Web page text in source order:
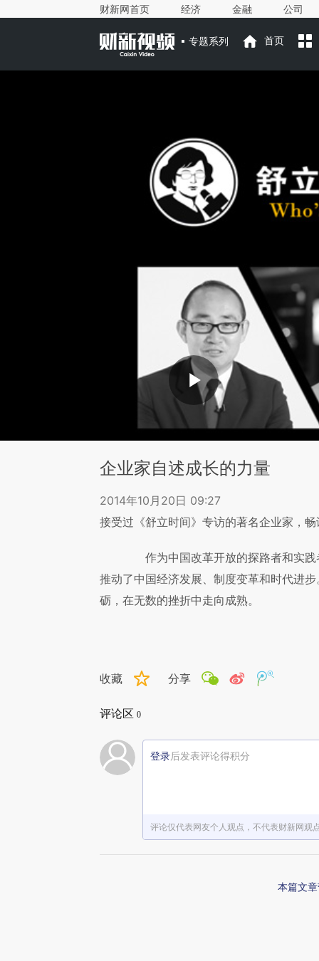
财新网首页 经济 金融 公司
专题系列 首页
企业家自述成长的力量
2014年10月20日 09:27
接受过《舒立时间》专访的著名企业家，
作为中国改革开放的探路者和实践
推动了中国经济发展、制度变革和时代进
砺，在无数的挫折中走向成熟。
收藏 分享
评论区 0
登录后发表评论得积分
评论仅代表网友个人观点，不代表财新网观
本篇文